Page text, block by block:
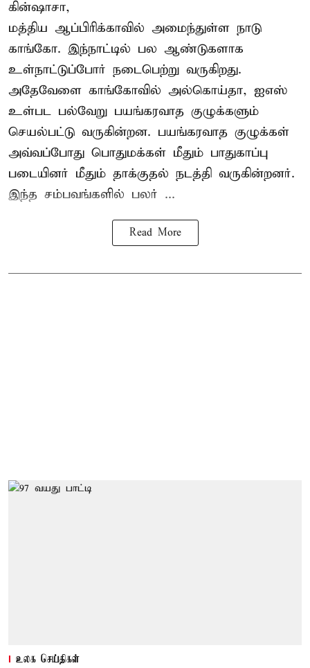
கின்ஷாசா,
மத்திய ஆப்பிரிக்காவில் அமைந்துள்ள நாடு
காங்கோ. இந்நாட்டில் பல ஆண்டுகளாக
உள்நாட்டுப்போர் நடைபெற்று வருகிறது.
அதேவேளை காங்கோவில் அல்கொய்தா, ஐஎஸ்
உள்பட பல்வேறு பயங்கரவாத குழுக்களும்
செயல்பட்டு வருகின்றன. பயங்கரவாத குழுக்கள்
அவ்வப்போது பொதுமக்கள் மீதும் பாதுகாப்பு
படையினர் மீதும் தாக்குதல் நடத்தி வருகின்றனர்.
இந்த சம்பவங்களில் பலர் ...
Read More
உலக செய்திகள்